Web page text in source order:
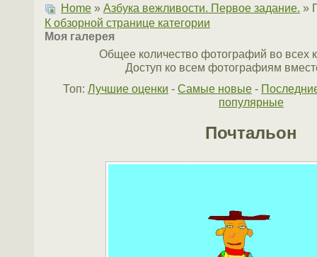
Home » Азбука вежливости. Первое задание. »
К обзорной странице категории
Моя галерея
Общее количество фотографий во всех
Доступ ко всем фотографиям
Топ: Лучшие оценки - Самые новые -
популярные
Почтальон